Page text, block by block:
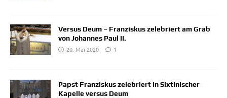
Versus Deum – Franziskus zelebriert am Grab
von Johannes Paul II.
20. Mai 2020
1
Papst Franziskus zelebriert in Sixtinischer
Kapelle versus Deum